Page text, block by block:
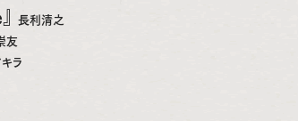
長利清之
友
ラ